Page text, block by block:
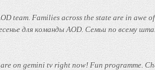
team. Families across the state are in
для команды AOD. Семьи по всему
on gemini tv right now! Fun programme.